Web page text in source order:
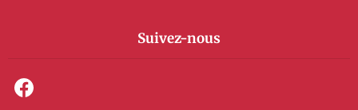
Suivez-nous